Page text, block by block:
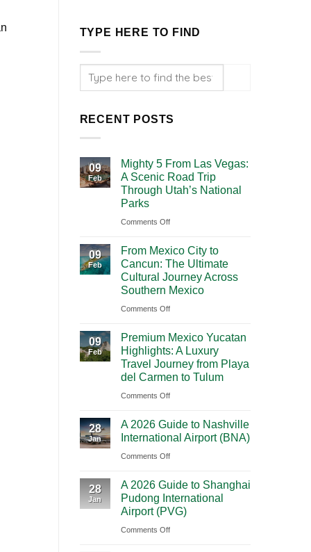
TYPE HERE TO FIND
RECENT POSTS
09
Feb
Mighty 5 From Las Vegas:
A Scenic Road Trip
Through Utah’s National
Parks
Comments Offon
5
From
Las
A
Road
Through
Parks
09
Feb
From Mexico City to
Cancun: The Ultimate
Cultural Journey Across
Southern Mexico
Comments Offon
Mexico
City
to
The
Cultural
Across
Mexico
09
Feb
Premium Mexico Yucatan
Highlights: A Luxury
Travel Journey from Playa
del Carmen to Tulum
Comments Offon
Mexico
Yucatan
Highlights:
Luxury
Travel
Journey
from
28
Jan
A 2026 Guide to Nashville
International Airport (BNA)
Comments Offon
2026
Guide
to
Nashville
28
Jan
A 2026 Guide to Shanghai
Pudong International
Airport (PVG)
Comments Offon